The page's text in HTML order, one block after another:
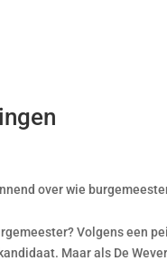
over wie
Volgens een
Maar als De